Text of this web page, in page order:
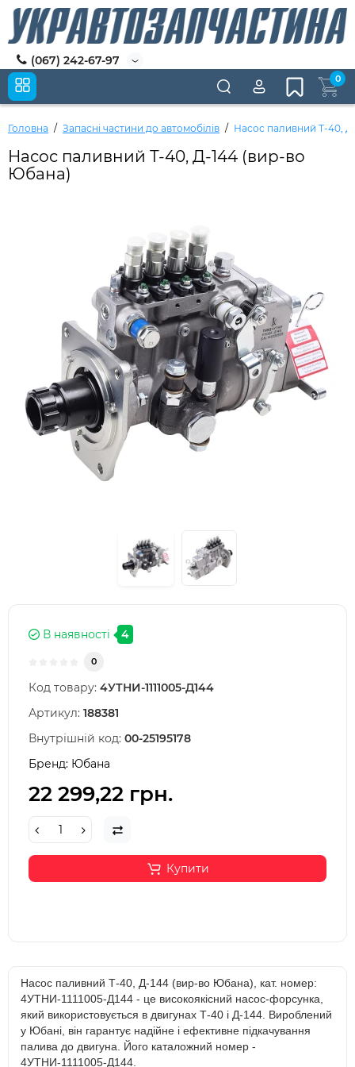
(067) 242-67-97
0
Головна Запасні частини до автомобілів Насос паливний Т-40,
Насос паливний Т-40, Д-144 (вир-во
Юбана)
В наявності 4
0
Код товару: 4УТНИ-1111005-Д144
Артикул: 188381
Внутрішній код: 00-25195178
Бренд: Юбана
22 299,22 грн.
Купити
Насос паливний Т-40, Д-144 (вир-во Юбана), кат. номер:
4УТНИ-1111005-Д144 - це високоякісний насос-форсунка,
який використовується в двигунах Т-40 і Д-144. Вироблений
у Юбані, він гарантує надійне і ефективне підкачування
палива до двигуна. Його каталожний номер -
4УТНИ-1111005-Д144.